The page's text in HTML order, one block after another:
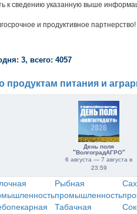
к сведению указанную выше
и продуктивное партнерство!
3, всего: 4057
продуктам питания и
День поля
"ВолгоградАГРО"
6 августа — 7 августа в
23:59
Рыбная
промышленность
Табачная